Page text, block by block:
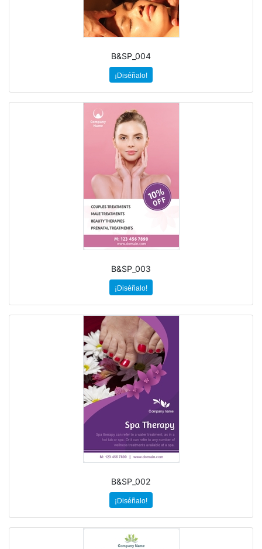
B&SP_004
¡Diséñalo!
B&SP_003
¡Diséñalo!
B&SP_002
¡Diséñalo!